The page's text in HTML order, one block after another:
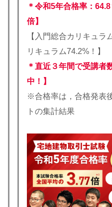
＊令和5年合格率：
倍】
【入門総合カリキュ
リキュラム74.2%！】
＊直近３年間で受講者
中！】
※合格率は，合格発表
トの集計結果